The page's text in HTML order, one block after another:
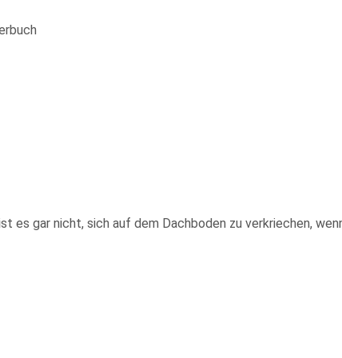
gar nicht, sich auf dem Dachboden zu verkriechen,